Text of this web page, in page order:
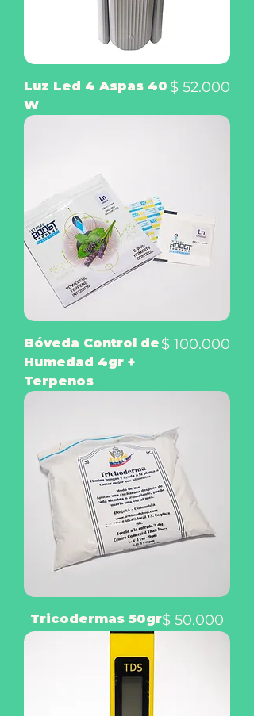
Luz Led 4 Aspas 40
W
Precio
$ 52.000
Bóveda Control de
Humedad 4gr +
Terpenos
Precio
$ 100.000
Tricodermas 50gr Precio
$ 50.000